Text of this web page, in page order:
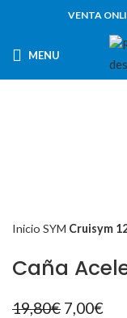
VENTA
MENU
Inicio SYM Cruisym
Caña
19,80€ El
7,00€